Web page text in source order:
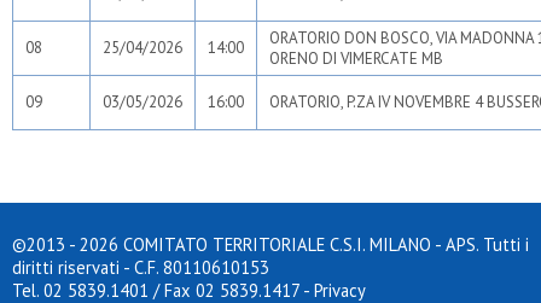
08 25/04/2026 14:00
ORATORIO DON BOSCO, VIA MADONNA
ORENO DI VIMERCATE MB
09 03/05/2026 16:00 ORATORIO, P.ZA IV NOVEMBRE 4
©2013 - 2026 COMITATO TERRITORIALE C.S.I. MILANO - APS. Tutti i
diritti riservati - C.F. 80110610153
Tel. 02 5839.1401 / Fax 02 5839.1417 - Privacy